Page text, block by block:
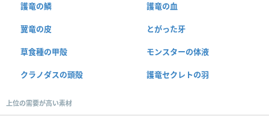
護竜の鱗 護竜の血
翼竜の皮 とがった牙
草食種の甲殻 モンスターの体液
クラノダスの頭殻 護竜セクレトの羽
上位の需要が高い素材